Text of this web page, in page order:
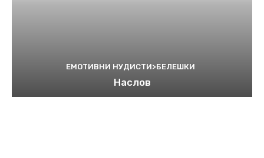
ЕМОТИВНИ НУДИСТИ>БЕЛЕШКИ
Наслов